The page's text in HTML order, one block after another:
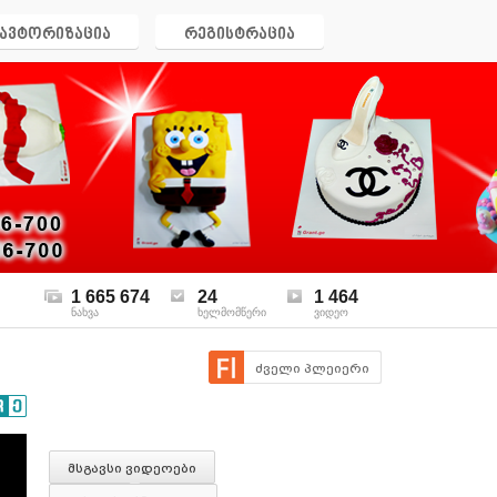
ავტორიზაცია რეგისტრაცია
1 665 674
ნახვა
24
ხელმომწერი
1 464
ვიდეო
ძველი პლეიერი
მსგავსი ვიდეოები